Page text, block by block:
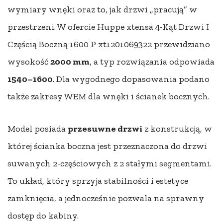
wymiary wnęki oraz to, jak drzwi „pracują” w
przestrzeni. W ofercie Huppe xtensa 4-Kąt Drzwi I
Częścią Boczną 1600 P xt1201069322 przewidziano
wysokość2000 mm, a typ rozwiązania odpowiada
1540–1600. Dla wygodnego dopasowania podano
także zakresy WEM dla wnęki i ścianek bocznych.
Model posiada przesuwne drzwi z konstrukcją, w
której ścianka boczna jest przeznaczona do drzwi
suwanych 2-częściowych z 2 stałymi segmentami.
To układ, który sprzyja stabilności i estetyce
zamknięcia, a jednocześnie pozwala na sprawny
dostęp do kabiny.